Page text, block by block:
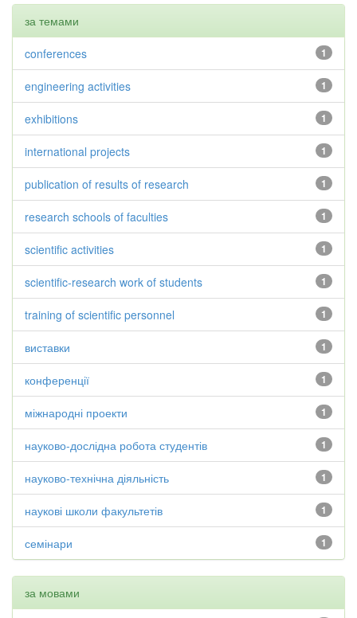
за темами
1
conferences
1
engineering activities
1
exhibitions
1
international projects
1
publication of results of research
1
research schools of faculties
1
scientific activities
1
scientific-research work of students
1
training of scientific personnel
1
виставки
1
конференції
1
міжнародні проекти
1
науково-дослідна робота студентів
1
науково-технічна діяльність
1
наукові школи факультетів
1
семінари
за мовами